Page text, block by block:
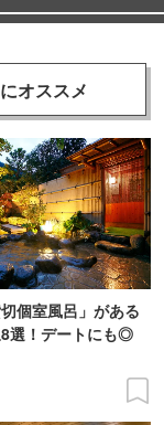
オススメ
個室風呂」がある
選！デートにも◎